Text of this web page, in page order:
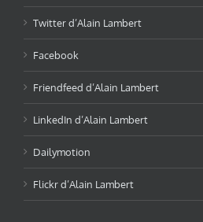
Twitter d’Alain Lambert
Facebook
Friendfeed d’Alain Lambert
LinkedIn d’Alain Lambert
Dailymotion
Flickr d’Alain Lambert